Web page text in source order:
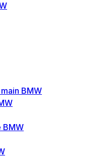
BMW
BMW